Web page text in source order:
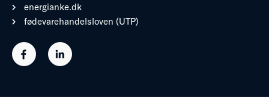
energianke.dk
fødevarehandelsloven (UTP)